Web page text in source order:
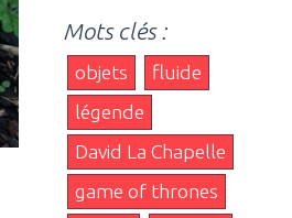
Mots clés :
objets
fluide
légende
David La Chapelle
game of thrones